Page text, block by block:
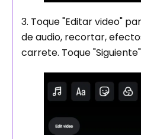
3. Toque "Editar video"
de audio, recortar,
carrete. Toque